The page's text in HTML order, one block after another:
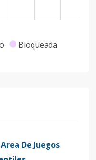
Bloqueada
Area De Juegos